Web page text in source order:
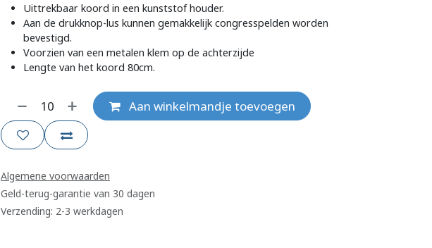
Uittrekbaar koord in een kunststof houder.
Aan de drukknop-lus kunnen gemakkelijk congresspelden worden
bevestigd.
Voorzien van een metalen klem op de achterzijde
Lengte van het koord 80cm.
Aan winkelmandje toevoegen
Algemene voorwaarden
Geld-terug-garantie van 30 dagen
Verzending: 2-3 werkdagen